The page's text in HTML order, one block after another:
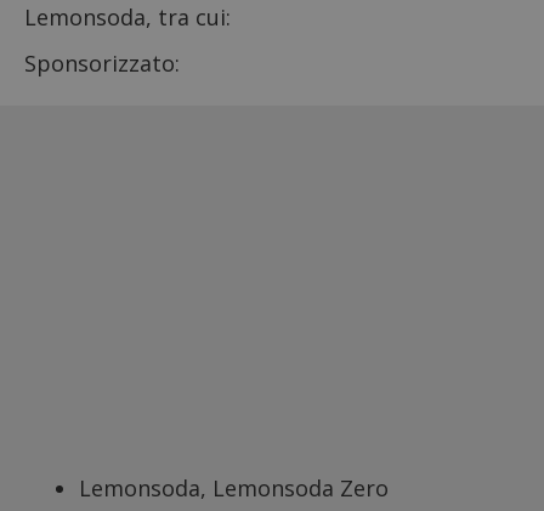
Lemonsoda, tra cui:
Sponsorizzato:
Lemonsoda, Lemonsoda Zero